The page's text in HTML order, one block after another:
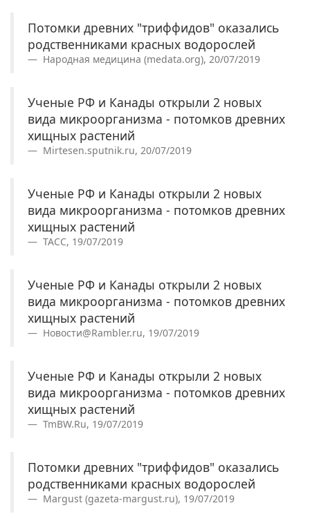
Потомки древних "триффидов" оказались
родственниками красных водорослей
Народная медицина (medata.org), 20/07/2019
Ученые РФ и Канады открыли 2 новых
вида микроорганизма - потомков древних
хищных растений
Mirtesen.sputnik.ru, 20/07/2019
Ученые РФ и Канады открыли 2 новых
вида микроорганизма - потомков древних
хищных растений
ТАСС, 19/07/2019
Ученые РФ и Канады открыли 2 новых
вида микроорганизма - потомков древних
хищных растений
Новости@Rambler.ru, 19/07/2019
Ученые РФ и Канады открыли 2 новых
вида микроорганизма - потомков древних
хищных растений
TmBW.Ru, 19/07/2019
Потомки древних "триффидов" оказались
родственниками красных водорослей
Margust (gazeta-margust.ru), 19/07/2019